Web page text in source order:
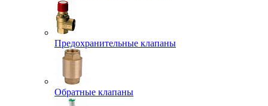
Предохранительные клапаны
Обратные клапаны